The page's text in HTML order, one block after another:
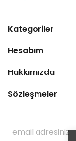
Kategoriler
Hesabım
Hakkımızda
Sözleşmeler